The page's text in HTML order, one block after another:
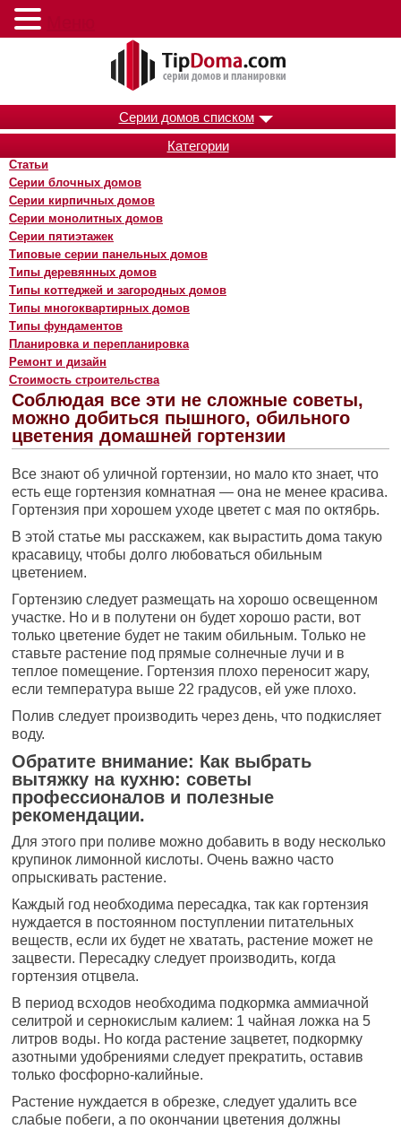
Серии домов списком
Категории
Статьи
Серии блочных домов
Серии кирпичных домов
Серии монолитных домов
Серии пятиэтажек
Типовые серии панельных домов
Типы деревянных домов
Типы коттеджей и загородных домов
Типы многоквартирных домов
Типы фундаментов
Планировка и перепланировка
Ремонт и дизайн
Стоимость строительства
Соблюдая все эти не сложные советы,
можно добиться пышного, обильного
цветения домашней гортензии
Все знают об уличной гортензии, но мало кто знает, что
есть еще гортензия комнатная — она ​​не менее красива.
Гортензия при хорошем уходе цветет с мая по октябрь.
В этой статье мы расскажем, как вырастить дома такую ​​
красавицу, чтобы долго любоваться обильным
цветением.
Гортензию следует размещать на хорошо освещенном
участке. Но и в полутени он будет хорошо расти, вот
только цветение будет не таким обильным. Только не
ставьте растение под прямые солнечные лучи и в
теплое помещение. Гортензия плохо переносит жару,
если температура выше 22 градусов, ей уже плохо.
Полив следует производить через день, что подкисляет
воду.
Обратите внимание: Как выбрать
вытяжку на кухню: советы
профессионалов и полезные
рекомендации.
Для этого при поливе можно добавить в воду несколько
крупинок лимонной кислоты. Очень важно часто
опрыскивать растение.
Каждый год необходима пересадка, так как гортензия
нуждается в постоянном поступлении питательных
веществ, если их будет не хватать, растение может не
зацвести. Пересадку следует производить, когда
гортензия отцвела.
В период всходов необходима подкормка аммиачной
селитрой и сернокислым калием: 1 чайная ложка на 5
литров воды. Но когда растение зацветет, подкормку
азотными удобрениями следует прекратить, оставив
только фосфорно-калийные.
Растение нуждается в обрезке, следует удалить все
слабые побеги, а по окончании цветения должны